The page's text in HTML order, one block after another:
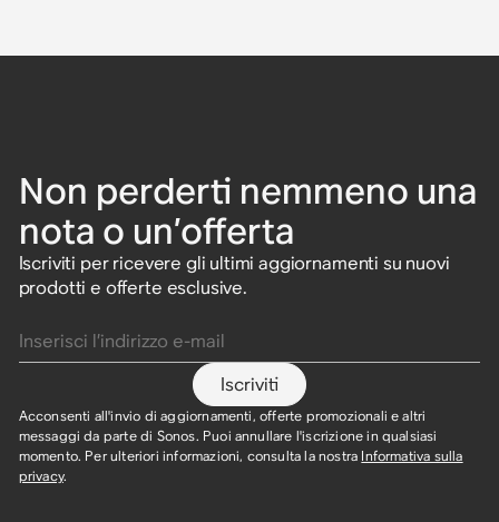
Non perderti nemmeno una
nota o un’offerta
Iscriviti per ricevere gli ultimi aggiornamenti su nuovi
prodotti e offerte esclusive.
Iscriviti
Acconsenti all'invio di aggiornamenti, offerte promozionali e altri
messaggi da parte di Sonos. Puoi annullare l'iscrizione in qualsiasi
momento. Per ulteriori informazioni, consulta la nostra Informativa sulla
privacy.